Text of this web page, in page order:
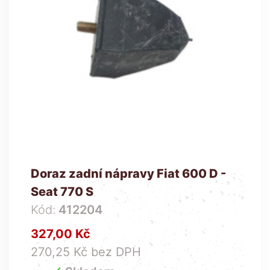
Doraz zadní nápravy Fiat 600 D -
Seat 770 S
Kód: 412204
Cena
327,00 Kč
270,25 Kč bez DPH